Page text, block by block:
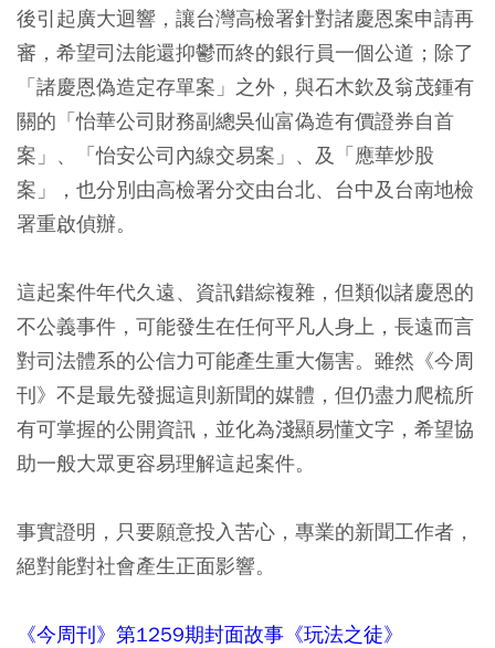
後引起廣大迴響，讓台灣高檢署針對諸慶恩案申請再
審，希望司法能還抑鬱而終的銀行員一個公道；除了
「諸慶恩偽造定存單案」之外，與石木欽及翁茂鍾有
關的「怡華公司財務副總吳仙富偽造有價證券自首
案」、「怡安公司內線交易案」、及「應華炒股
案」，也分別由高檢署分交由台北、台中及台南地檢
署重啟偵辦。
這起案件年代久遠、資訊錯綜複雜，但類似諸慶恩的
不公義事件，可能發生在任何平凡人身上，長遠而言
對司法體系的公信力可能產生重大傷害。雖然《今周
刊》不是最先發掘這則新聞的媒體，但仍盡力爬梳所
有可掌握的公開資訊，並化為淺顯易懂文字，希望協
助一般大眾更容易理解這起案件。
事實證明，只要願意投入苦心，專業的新聞工作者，
絕對能對社會產生正面影響。
《今周刊》第1259期封面故事《玩法之徒》